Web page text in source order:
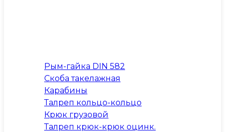
Рым-гайка DIN 582
Скоба такелажная
Карабины
Талреп кольцо-кольцо
Крюк грузовой
Талреп крюк-крюк оцинк.